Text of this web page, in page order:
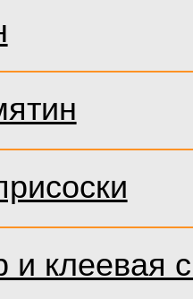
клеевая